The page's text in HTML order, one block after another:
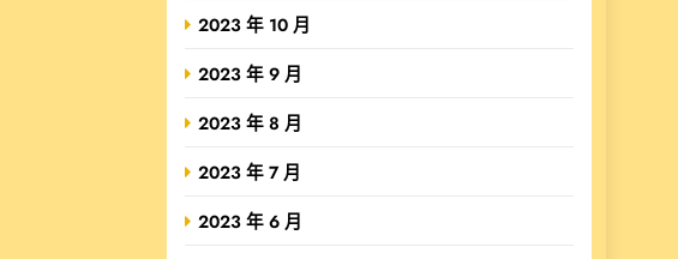
2023 年 10 月
2023 年 9 月
2023 年 8 月
2023 年 7 月
2023 年 6 月